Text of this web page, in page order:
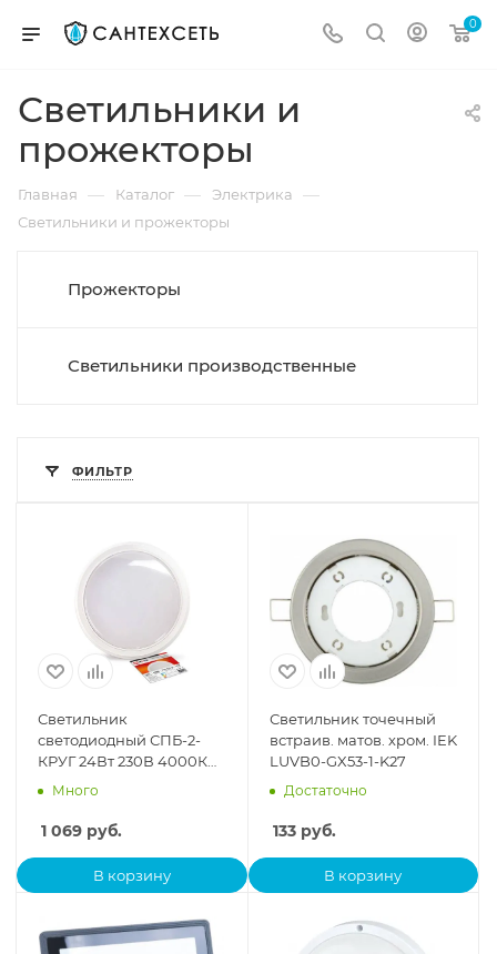
0
Светильники и
прожекторы
Главная — Каталог — Электрика —
Светильники и прожекторы
Прожекторы
Светильники производственные
ФИЛЬТР
Светильник
светодиодный СПБ-2-
КРУГ 24Вт 230В 4000К
1700лм 310мм бел. IN
Много
1 069 руб.
В корзину
Светильник точечный
встраив. матов. хром. IEK
LUVB0-GX53-1-K27
Достаточно
133руб.
В корзину